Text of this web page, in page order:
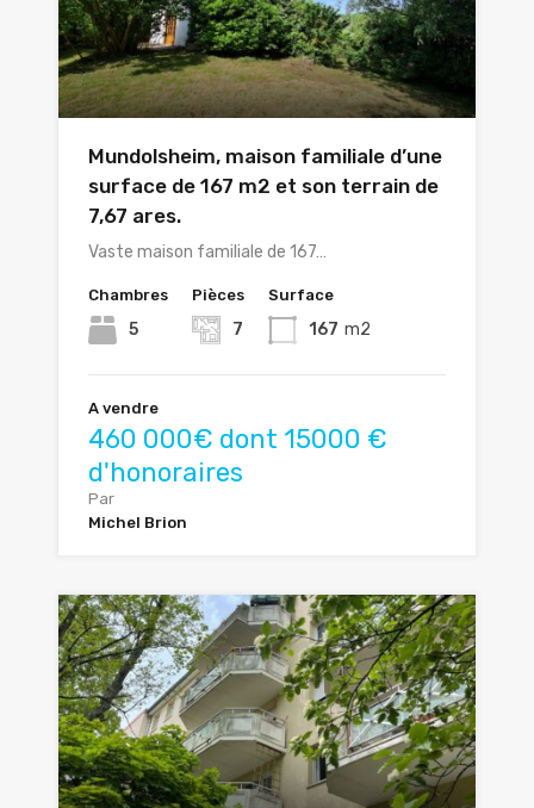
Mundolsheim, maison familiale d’une
surface de 167 m2 et son terrain de
7,67 ares.
Vaste maison familiale de 167…
Chambres
5
Pièces
7
Surface
167 m2
A vendre
460 000€ dont 15000 €
d'honoraires
Par
Michel Brion